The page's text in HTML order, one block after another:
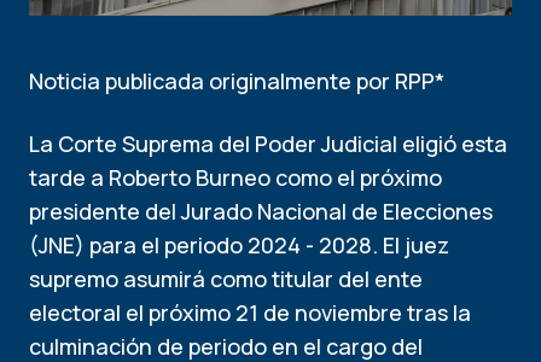
Noticia publicada originalmente por RPP*
La Corte Suprema del Poder Judicial eligió esta
tarde a Roberto Burneo como el próximo
presidente del Jurado Nacional de Elecciones
(JNE) para el periodo 2024 - 2028. El juez
supremo asumirá como titular del ente
electoral el próximo 21 de noviembre tras la
culminación de periodo en el cargo del